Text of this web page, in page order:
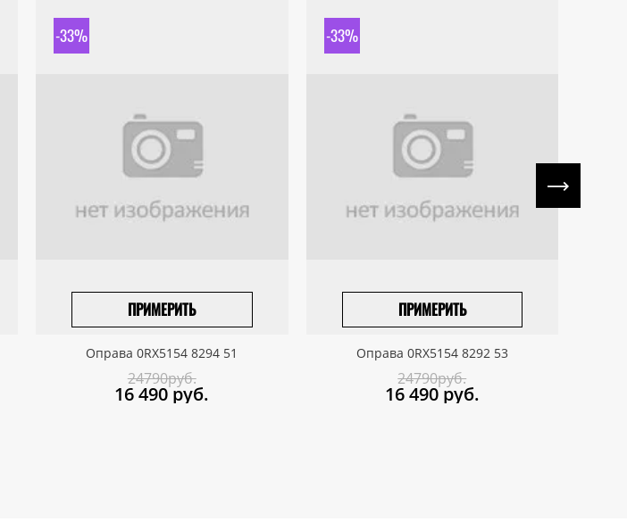
-33%
ПРИМЕРИТЬ
ПРИВЕЗТИ ПОД ЗАКАЗ
Оправа 0RX5154 8294 51
24790руб.
16 490 руб.
-33%
ПРИМЕРИТЬ
ПРИВЕЗТИ ПОД ЗАКАЗ
Оправа 0RX5154 8292 53
24790руб.
16 490 руб.